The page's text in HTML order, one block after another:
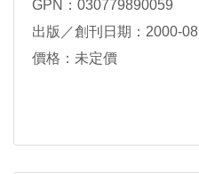
GPN：030779890059
出版／創刊日期：2000-08
價格：未定價